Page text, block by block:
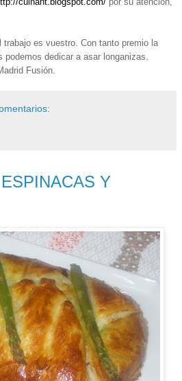
trabajo es vuestro. Con tanto premio la
podemos dedicar a asar longanizas.
Fusión.
Y